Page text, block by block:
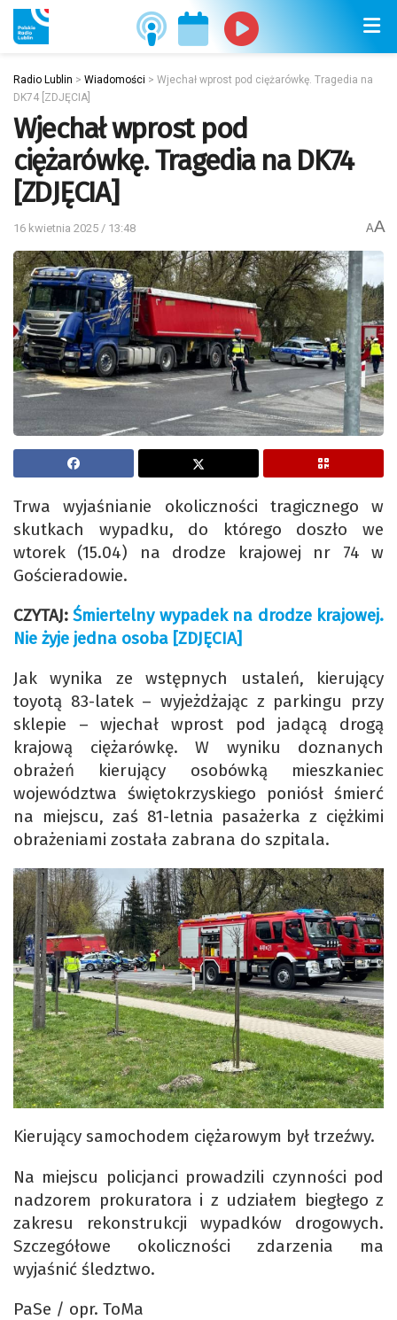
Radio Lublin > Wiadomości > Wjechał wprost pod ciężarówkę. Tragedia na
DK74 [ZDJĘCIA]
Wjechał wprost pod
ciężarówkę. Tragedia na DK74
[ZDJĘCIA]
16 kwietnia 2025 / 13:48 AA
Trwa wyjaśnianie okoliczności tragicznego w
skutkach wypadku, do którego doszło we
wtorek (15.04) na drodze krajowej nr 74 w
Gościeradowie.
CZYTAJ:Śmiertelny wypadek na drodze krajowej.
Nie żyje jedna osoba [ZDJĘCIA]
Jak wynika ze wstępnych ustaleń, kierujący
toyotą 83-latek – wyjeżdżając z parkingu przy
sklepie – wjechał wprost pod jadącą drogą
krajową ciężarówkę. W wyniku doznanych
obrażeń kierujący osobówką mieszkaniec
województwa świętokrzyskiego poniósł śmierć
na miejscu, zaś 81-letnia pasażerka z ciężkimi
obrażeniami została zabrana do szpitala.
Kierujący samochodem ciężarowym był trzeźwy.
Na miejscu policjanci prowadzili czynności pod
nadzorem prokuratora i z udziałem biegłego z
zakresu rekonstrukcji wypadków drogowych.
Szczegółowe okoliczności zdarzenia ma
wyjaśnić śledztwo.
PaSe / opr. ToMa